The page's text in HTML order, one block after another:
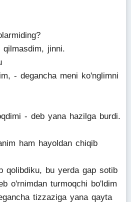
jinni.
- degancha meni ko'nglimni
- deb yana hazilga burdi.
ham hayoldan chiqib
qolibdiku, bu yerda gap sotib
o'rnimdan turmoqchi bo'ldim
tizzaziga yana qayta